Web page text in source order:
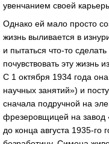
увенчанием своей
Однако ей мало просто
жизнь выливается в
и пытаться что-то
почувствовать эту жизнь
С 1 октября 1934 года
научных занятий») и
сначала подручной на
фрезеровщицей на завод
до конца августа 1935-го